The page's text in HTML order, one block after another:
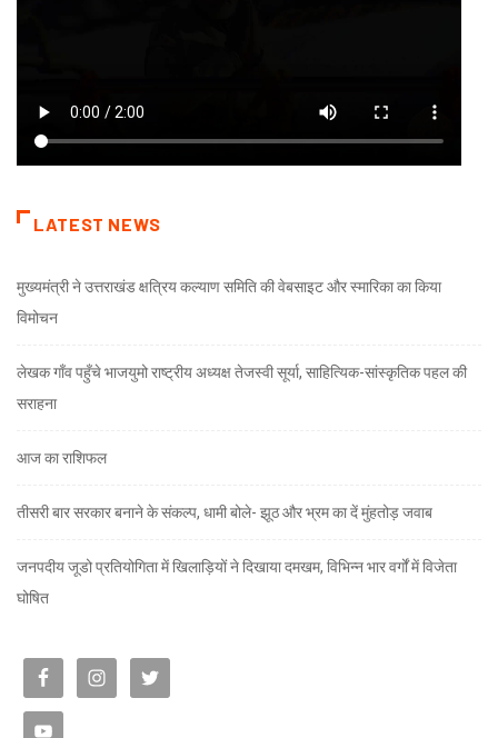
LATEST NEWS
मुख्यमंत्री ने उत्तराखंड क्षत्रिय कल्याण समिति की वेबसाइट और स्मारिका का किया
विमोचन
लेखक गाँव पहुँचे भाजयुमो राष्ट्रीय अध्यक्ष तेजस्वी सूर्या, साहित्यिक-सांस्कृतिक पहल की
सराहना
आज का राशिफल
तीसरी बार सरकार बनाने के संकल्प, धामी बोले- झूठ और भ्रम का दें मुंहतोड़ जवाब
जनपदीय जूडो प्रतियोगिता में खिलाड़ियों ने दिखाया दमखम, विभिन्न भार वर्गों में विजेता
घोषित